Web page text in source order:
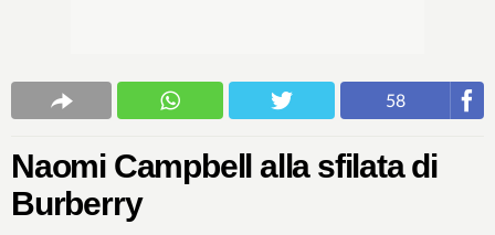
58
Naomi Campbell alla sfilata di
Burberry